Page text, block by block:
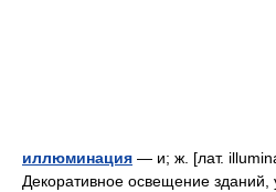
иллюминация — и; ж. [лат.
Декоративное освещение зданий,